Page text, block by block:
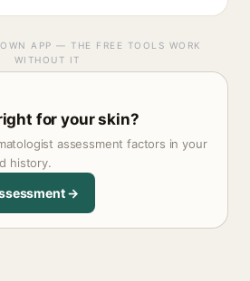
APP — THE FREE TOOLS WORK
WITHOUT IT
for your skin?
assessment factors in your
history.
→